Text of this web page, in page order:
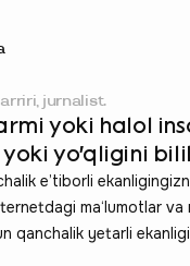
jurnalist.
yoki halol
yoki yo'qligini
e’tiborli
ma‘lumotlar va
qanchalik yetarli